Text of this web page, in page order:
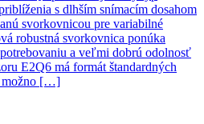
s dlhším snímacím dosahom
svorkovnicou pre variabilné
robustná svorkovnica ponúka
a veľmi dobrú odolnosť
E2Q6 má formát štandardných
možno […]